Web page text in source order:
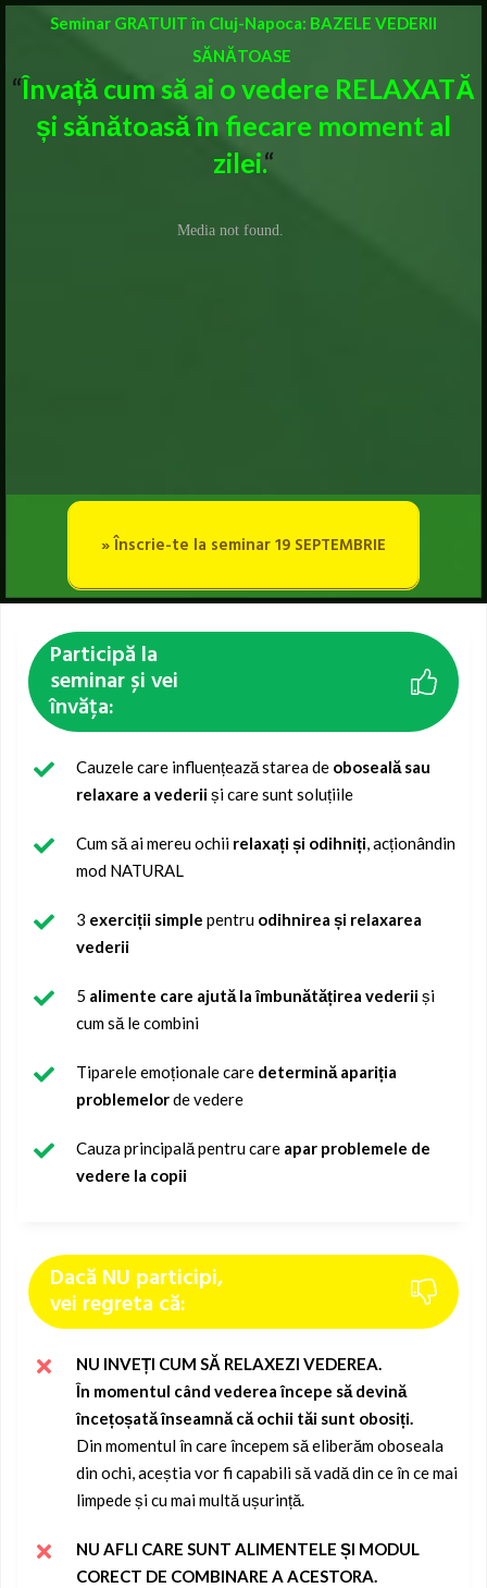
Seminar GRATUIT în Cluj-Napoca: BAZELE VEDERII
SĂNĂTOASE
“Învață cum să ai o vedere RELAXATĂ
și sănătoasă în fiecare moment al
zilei.“
» Înscrie-te la seminar 19 SEPTEMBRIE
Participă la
seminar și vei
învăța:
Cauzele care influențează starea de oboseală sau
relaxare a vederiiși care sunt soluțiile
Cum să ai mereu ochii relaxați și odihniți, acționândin
mod NATURAL
3 exerciții simple pentru odihnirea și relaxarea
vederii
5 alimente care ajută la îmbunătățirea vederiiși
cum să le combini
Tiparele emoționale care determină apariția
problemelorde vedere
Cauza principală pentru care apar problemele de
vedere la copii
Dacă NU participi,
vei regreta că:
NU INVEȚI CUM SĂ RELAXEZI VEDEREA.
În momentul când vederea începe să devină
încețoșată înseamnă că ochii tăi sunt obosiți.
Din momentul în care începem să eliberăm oboseala
din ochi, aceștia vor fi capabili să vadă din ce în ce mai
limpede și cu mai multă ușurință.
NU AFLI CARE SUNT ALIMENTELE ȘI MODUL
CORECT DE COMBINARE A ACESTORA.